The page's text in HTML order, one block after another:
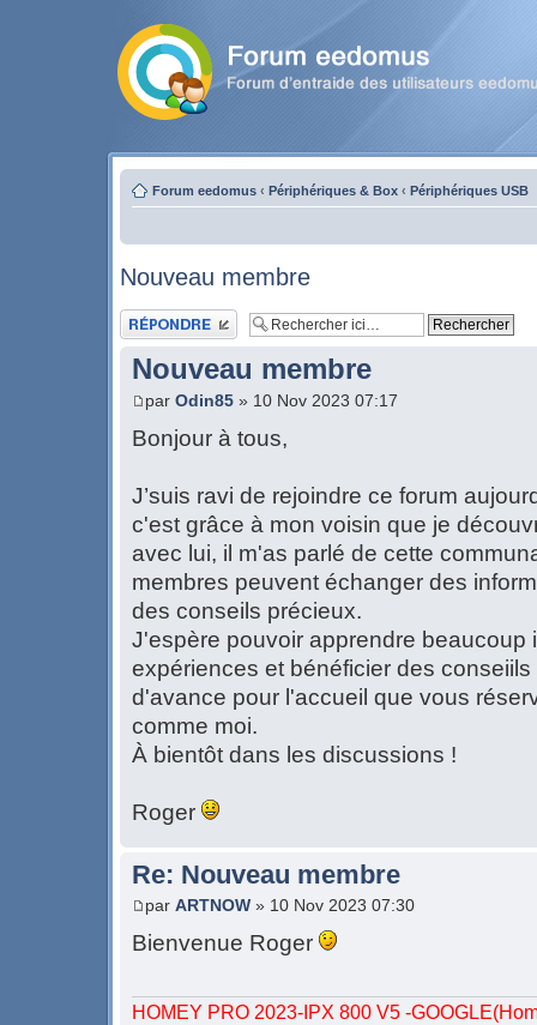
Forum eedomus ‹ Périphériques & Box ‹ Périphériques USB
Nouveau membre
Publier une réponse
Nouveau membre
par Odin85 » 10 Nov 2023 07:17
Bonjour à tous,
J’suis ravi de rejoindre ce forum
c'est grâce à mon voisin que je
avec lui, il m'as parlé de cette
membres peuvent échanger des
des conseils précieux.
J'espère pouvoir apprendre beaucoup
expériences et bénéficier des
d'avance pour l'accueil que vous
comme moi.
À bientôt dans les discussions !
Roger
Re: Nouveau membre
par ARTNOW » 10 Nov 2023 07:30
Bienvenue Roger
HOMEY PRO 2023-IPX 800 V5 -